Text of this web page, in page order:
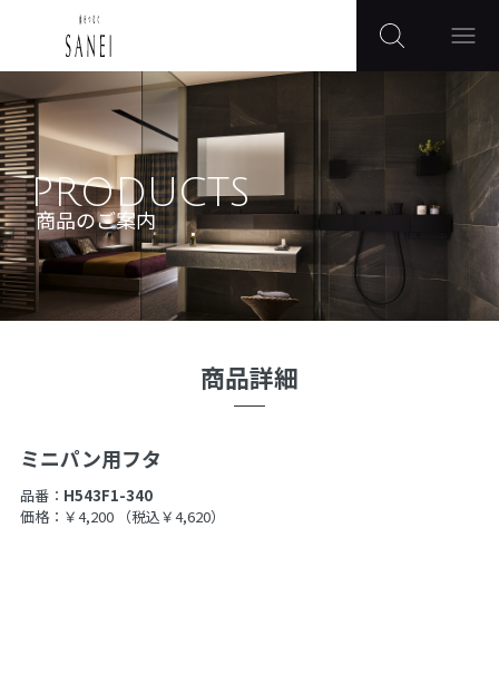
PRODUCTS
商品のご案内
商品詳細
ミニパン用フタ
品番： H543F1-340
価格：￥4,200
（税込￥4,620）